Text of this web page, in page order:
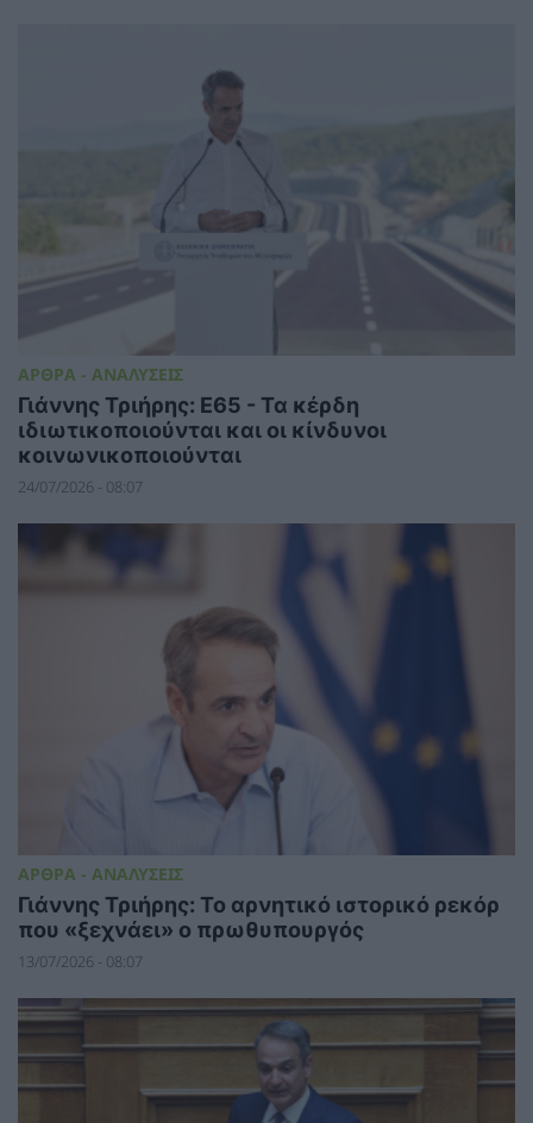
ΑΡΘΡΑ - ΑΝΑΛΥΣΕΙΣ
Γιάννης Τριήρης: Ε65 - Τα κέρδη
ιδιωτικοποιούνται και οι κίνδυνοι
κοινωνικοποιούνται
24/07/2026 - 08:07
ΑΡΘΡΑ - ΑΝΑΛΥΣΕΙΣ
Γιάννης Τριήρης: Το αρνητικό ιστορικό ρεκόρ
που «ξεχνάει» ο πρωθυπουργός
13/07/2026 - 08:07